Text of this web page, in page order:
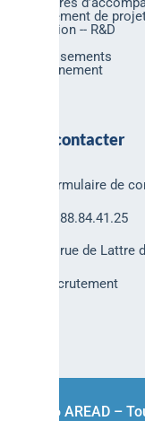
Financement de
Innovation -- R&D
Investissements
Environnement
Nous contacter
Formulaire de
03.88.84.41.25
30 rue de
Recrutement
© 2026 AREAD –